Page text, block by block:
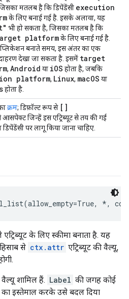
मतलब है कि डिपेंडेंसी execution
के लिए बनाई गई है. इसके अलावा, यह
भी हो सकता है, जिसका मतलब है कि
platformके लिए बनाई गई है.
बनाते समय, इस अंतर का एक
देखा जा सकता है. इसमें target
, Android या iOS होता है, जबकि
platform, Linux, macOS या
होता है.
क्रम; डिफ़ॉल्ट रूप से []
आसपेक्ट जिन्हें इस एट्रिब्यूट से तय की गई
डिपेंडेंसी पर लागू किया जाना चाहिए.
*,
के लिए स्कीमा बनाता है. यह
से ctx.attr एट्रिब्यूट की वैल्यू,
वैल्यू शामिल हैं. Label की जगह कोई
का इस्तेमाल करके उसे बदल दिया